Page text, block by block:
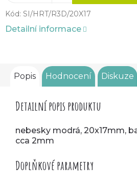
Kód: SI/HRT/R3D/20X17
Detailní informace
Popis Hodnocení Diskuze
Detailní popis produktu
nebesky modrá, 20x17mm,
cca 2mm
Doplňkové parametry